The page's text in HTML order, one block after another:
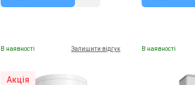
В наявності Залишити відгук
Акція
В наявності